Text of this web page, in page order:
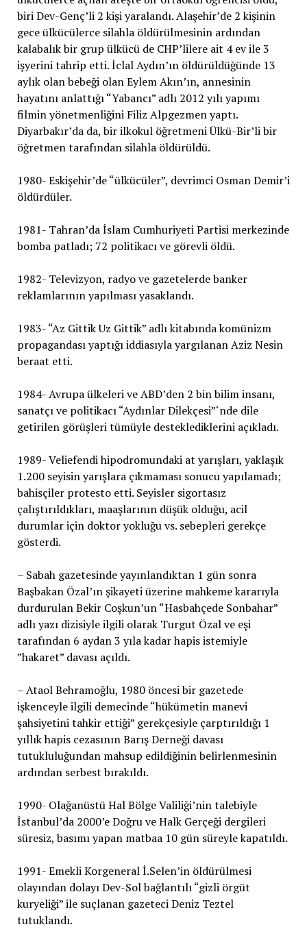
biri Dev-Genç’li 2 kişi yaralandı. Alaşehir’de 2 kişinin
gece ülkücülerce silahla öldürülmesinin ardından
kalabalık bir grup ülkücü de CHP’lilere ait 4 ev ile 3
işyerini tahrip etti. İclal Aydın’ın öldürüldüğünde 13
aylık olan bebeği olan Eylem Akın’ın, annesinin
hayatını anlattığı “Yabancı” adlı 2012 yılı yapımı
filmin yönetmenliğini Filiz Alpgezmen yaptı.
Diyarbakır’da da, bir ilkokul öğretmeni Ülkü-Bir’li bir
öğretmen tarafından silahla öldürüldü.
1980- Eskişehir’de “ülkücüler”, devrimci Osman Demir’i
öldürdüler.
1981- Tahran’da İslam Cumhuriyeti Partisi merkezinde
bomba patladı; 72 politikacı ve görevli öldü.
1982- Televizyon, radyo ve gazetelerde banker
reklamlarının yapılması yasaklandı.
1983- “Az Gittik Uz Gittik” adlı kitabında komünizm
propagandası yaptığı iddiasıyla yargılanan Aziz Nesin
beraat etti.
1984- Avrupa ülkeleri ve ABD’den 2 bin bilim insanı,
sanatçı ve politikacı “Aydınlar Dilekçesi”‘nde dile
getirilen görüşleri tümüyle desteklediklerini açıkladı.
1989- Veliefendi hipodromundaki at yarışları, yaklaşık
1.200 seyisin yarışlara çıkmaması sonucu yapılamadı;
bahisçiler protesto etti. Seyisler sigortasız
çalıştırıldıkları, maaşlarının düşük olduğu, acil
durumlar için doktor yokluğu vs. sebepleri gerekçe
gösterdi.
– Sabah gazetesinde yayınlandıktan 1 gün sonra
Başbakan Özal’ın şikayeti üzerine mahkeme kararıyla
durdurulan Bekir Coşkun’un “Hasbahçede Sonbahar”
adlı yazı dizisiyle ilgili olarak Turgut Özal ve eşi
tarafından 6 aydan 3 yıla kadar hapis istemiyle
”hakaret” davası açıldı.
–Ataol Behramoğlu, 1980 öncesi bir gazetede
işkenceyle ilgili demecinde “hükümetin manevi
şahsiyetini tahkir ettiği” gerekçesiyle çarptırıldığı 1
yıllık hapis cezasının Barış Derneği davası
tutukluluğundan mahsup edildiğinin belirlenmesinin
ardından serbest bırakıldı.
1990- Olağanüstü Hal Bölge Valiliği’nin talebiyle
İstanbul’da 2000’e Doğru ve Halk Gerçeği dergileri
süresiz, basımı yapan matbaa 10 gün süreyle kapatıldı.
1991- Emekli Korgeneral İ.Selen’in öldürülmesi
olayından dolayı Dev-Sol bağlantılı “gizli örgüt
kuryeliği” ile suçlanan gazeteci Deniz Teztel
tutuklandı.